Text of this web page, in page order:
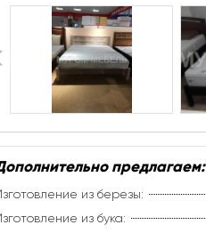
предлагаем:
из березы:
из бука: